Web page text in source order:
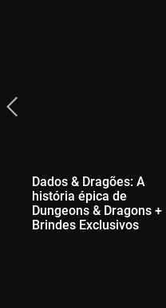
Dados & Dragões: A
história épica de
Dungeons & Dragons +
Brindes Exclusivos